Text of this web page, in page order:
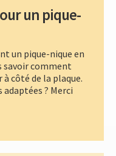
un pique-
un pique-nique en
savoir comment
côté de la plaque.
? Merci